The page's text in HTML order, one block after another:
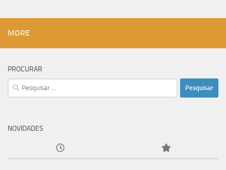
MORE
PROCURAR
Pesquisar
por:
NOVIDADES